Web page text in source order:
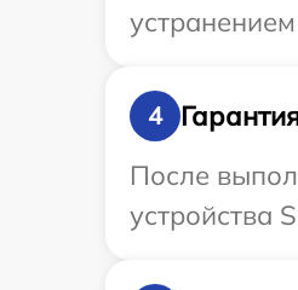
4
После
устройства